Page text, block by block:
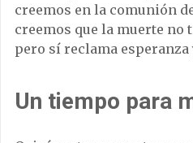
creemos en la comunión
creemos que la muerte no
pero sí reclama esperanza
Un tiempo para